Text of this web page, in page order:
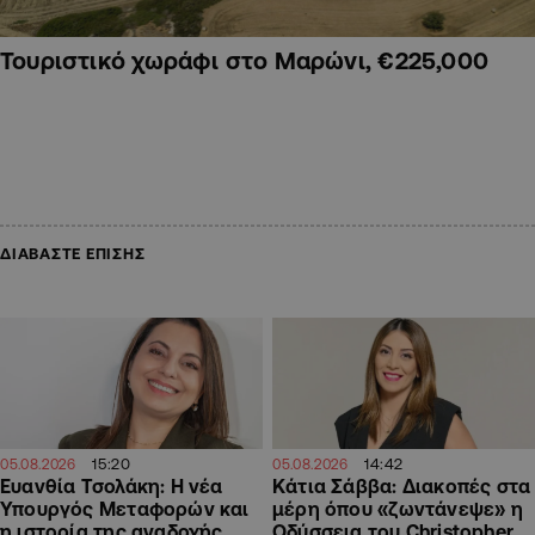
Τουριστικό χωράφι στο Μαρώνι, €225,000
ΔΙΑΒΑΣΤΕ ΕΠΙΣΗΣ
05.08.2026 15:20
Ευανθία Τσολάκη: Η νέα
Υπουργός Μεταφορών και
05.08.2026 14:42
Κάτια Σάββα: Διακοπές στα
μέρη όπου «ζωντάνεψε» η